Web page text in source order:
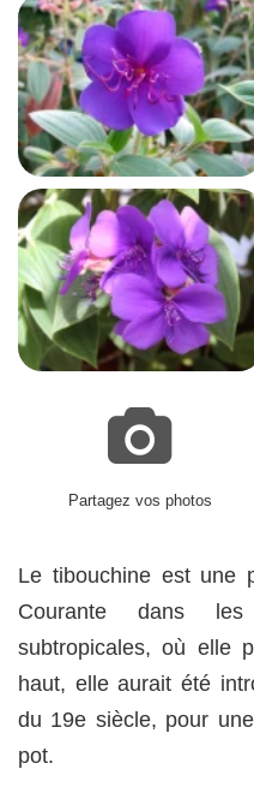
Partagez vos photos
Le tibouchine est une
Courante dans
subtropicales, où elle
haut, elle aurait été
du 19e siècle, pour
pot.